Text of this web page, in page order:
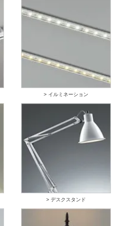
> イルミネーション
> デスクスタンド